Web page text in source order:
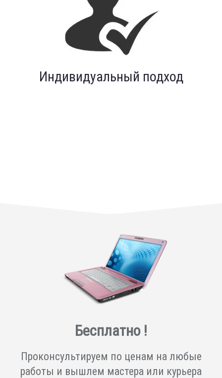
Бесплатно !
Проконсультируем по ценам на любые
работы и вышлем мастера или курьера